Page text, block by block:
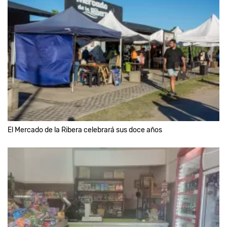
El Mercado de la Ribera celebrará sus doce años